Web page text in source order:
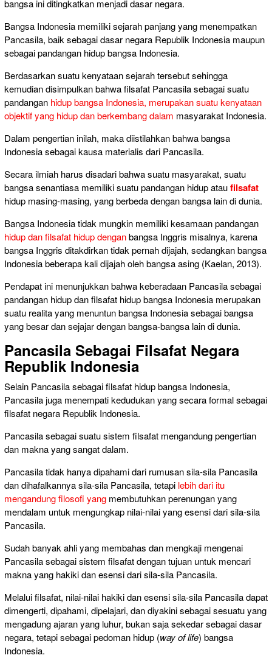
bangsa ini ditingkatkan menjadi dasar negara.
Bangsa Indonesia memiliki sejarah panjang yang menempatkan
Pancasila, baik sebagai dasar negara Republik Indonesia maupun
sebagai pandangan hidup bangsa Indonesia.
Berdasarkan suatu kenyataan sejarah tersebut sehingga
kemudian disimpulkan bahwa filsafat Pancasila sebagai suatu
pandangan hidup bangsa Indonesia, merupakan suatu kenyataan
objektif yang hidup dan berkembang dalam masyarakat Indonesia.
Dalam pengertian inilah, maka diistilahkan bahwa bangsa
Indonesia sebagai kausa materialis dari Pancasila.
Secara ilmiah harus disadari bahwa suatu masyarakat, suatu
bangsa senantiasa memiliki suatu pandangan hidup ataufilsafat
hidup masing-masing, yang berbeda dengan bangsa lain di dunia.
Bangsa Indonesia tidak mungkin memiliki kesamaan pandangan
hidup dan filsafat hidup denganbangsa Inggris misalnya, karena
bangsa Inggris ditakdirkan tidak pernah dijajah, sedangkan bangsa
Indonesia beberapa kali dijajah oleh bangsa asing (Kaelan, 2013).
Pendapat ini menunjukkan bahwa keberadaan Pancasila sebagai
pandangan hidup dan filsafat hidup bangsa Indonesia merupakan
suatu realita yang menuntun bangsa Indonesia sebagai bangsa
yang besar dan sejajar dengan bangsa-bangsa lain di dunia.
Pancasila Sebagai Filsafat Negara
Republik Indonesia
Selain Pancasila sebagai filsafat hidup bangsa Indonesia,
Pancasila juga menempati kedudukan yang secara formal sebagai
filsafat negara Republik Indonesia.
Pancasila sebagai suatu sistem filsafat mengandung pengertian
dan makna yang sangat dalam.
Pancasila tidak hanya dipahami dari rumusan sila-sila Pancasila
dan dihafalkannya sila-sila Pancasila, tetapi lebih dari itu
mengandung filosofi yang membutuhkan perenungan yang
mendalam untuk mengungkap nilai-nilai yang esensi dari sila-sila
Pancasila.
Sudah banyak ahli yang membahas dan mengkaji mengenai
Pancasila sebagai sistem filsafat dengan tujuan untuk mencari
makna yang hakiki dan esensi dari sila-sila Pancasila.
Melalui filsafat, nilai-nilai hakiki dan esensi sila-sila Pancasila dapat
dimengerti, dipahami, dipelajari, dan diyakini sebagai sesuatu yang
mengadung ajaran yang luhur, bukan saja sekedar sebagai dasar
negara, tetapi sebagai pedoman hidup (way of life) bangsa
Indonesia.